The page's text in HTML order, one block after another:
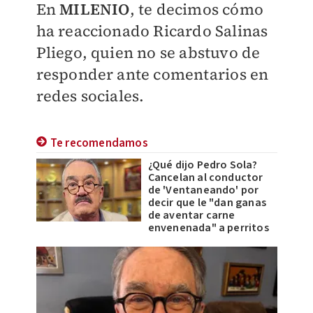
EnMILENIO, te decimos cómo
ha reaccionado Ricardo Salinas
Pliego, quien no se abstuvo de
responder ante comentarios en
redes sociales.
Te recomendamos
¿Qué dijo Pedro Sola?
Cancelan al conductor
de 'Ventaneando' por
decir que le "dan ganas
de aventar carne
envenenada" a perritos